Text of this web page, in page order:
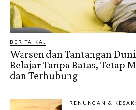
BERITA KAJ
Warsen dan Tantangan
Belajar Tanpa Batas, Tetap
dan Terhubung
RENUNGAN &